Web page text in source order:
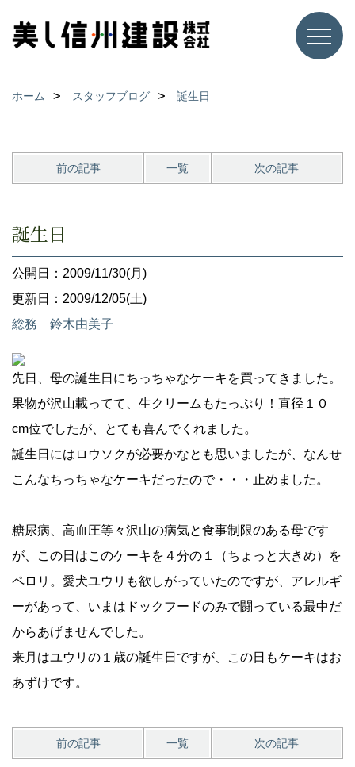
ホーム スタッフブログ 誕生日
前の記事 一覧 次の記事
誕生日
公開日：2009/11/30(月)
更新日：2009/12/05(土)
総務 鈴木由美子
先日、母の誕生日にちっちゃなケーキを買ってきました。
果物が沢山載ってて、生クリームもたっぷり！直径１０
cm位でしたが、とても喜んでくれました。
誕生日にはロウソクが必要かなとも思いましたが、なんせ
こんなちっちゃなケーキだったので・・・止めました。
糖尿病、高血圧等々沢山の病気と食事制限のある母です
が、この日はこのケーキを４分の１（ちょっと大きめ）を
ペロリ。愛犬ユウリも欲しがっていたのですが、アレルギ
ーがあって、いまはドックフードのみで闘っている最中だ
からあげませんでした。
来月はユウリの１歳の誕生日ですが、この日もケーキはお
あずけです。
前の記事 一覧 次の記事